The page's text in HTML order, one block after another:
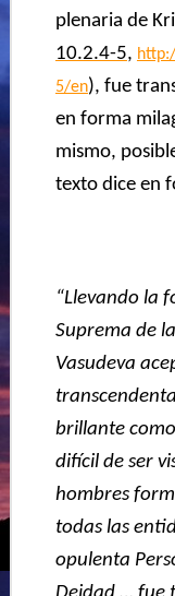
plenaria de
10.2.4-5,
5/en), fue
en forma
mismo,
texto dice en
“Llevando la
Suprema de
Vasudeva
brillante
difícil de ser
hombres
todas las
opulenta